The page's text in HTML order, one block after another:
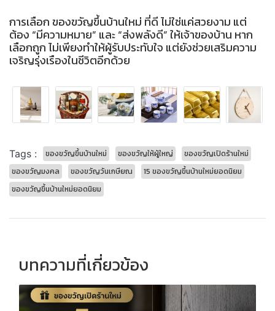
การเลือก ของขวัญขึ้นบ้านใหม่ ที่ดี ไม่ใช่แค่สวยงาม แต่
ต้อง “มีความหมาย” และ “ส่งพลังดี” ให้เจ้าของบ้าน หาก
เลือกถูก ไม่เพียงทำให้ผู้รับประทับใจ แต่ยังช่วยเสริมความ
เจริญรุ่งเรืองในชีวิตอีกด้วย
Tags : ของขวัญขึ้นบ้านใหม่ ของขวัญให้ผู้ใหญ่
ของขวัญเปิดร้านใหม่
ของขวัญมงคล
ของขวัญวันเกษียณ
15 ของขวัญขึ้นบ้านใหม่ยอดนิยม
ของขวัญขึ้นบ้านใหม่ยอดนิยม
บทความที่เกี่ยวข้อง